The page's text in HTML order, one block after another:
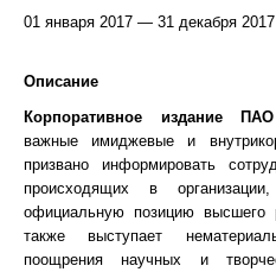
01 января 2017 — 31 декабря 2017
Описание
Корпоративное издание
важные имиджевые и
призвано информировать
происходящих в
официальную позицию высшего
также выступает
поощрения научных и